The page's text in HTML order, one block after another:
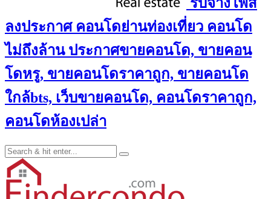
ลงประกาศ คอนโดย่านท่องเที่ยว คอนโด
ไม่ถึงล้าน ประกาศขายคอนโด, ขายคอน
โดหรู, ขายคอนโดราคาถูก, ขายคอนโด
ใกล้bts, เว็บขายคอนโด, คอนโดราคาถูก,
คอนโดห้องเปล่า